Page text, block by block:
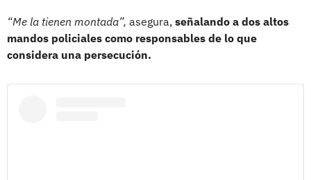
“Me la tienen montada”, asegura, señalando a dos altos
mandos policiales como responsables de lo que
considera una persecución.